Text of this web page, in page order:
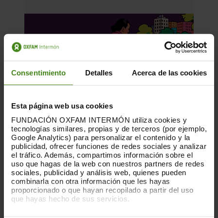
Consentimiento Detalles Acerca de las cookies
Esta página web usa cookies
FUNDACIÓN OXFAM INTERMÓN utiliza cookies y
tecnologías similares, propias y de terceros (por ejemplo,
Google Analytics) para personalizar el contenido y la
publicidad, ofrecer funciones de redes sociales y analizar
el tráfico. Además, compartimos información sobre el
uso que hagas de la web con nuestros partners de redes
sociales, publicidad y análisis web, quienes pueden
combinarla con otra información que les hayas
proporcionado o que hayan recopilado a partir del uso
que hayas hecho de sus servicios.
27.05.2026
Toda una vida cuidando. El derecho a
una jubilación digna para las